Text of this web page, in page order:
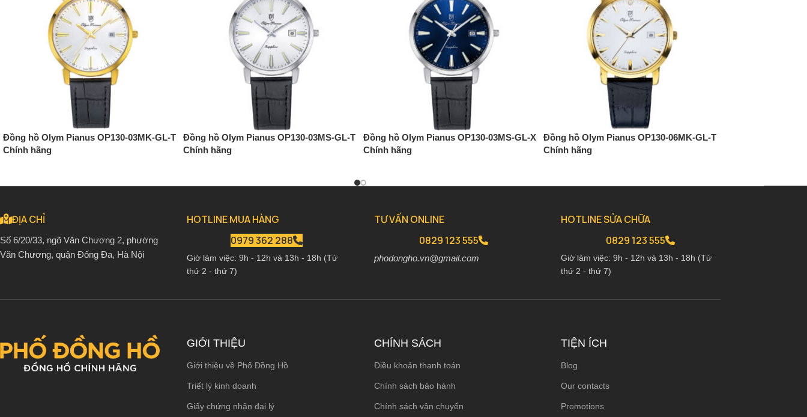
Đồng hồ Olym Pianus OP130-03MK-GL-T
Chính hãng
Đồng hồ Olym Pianus OP130-03MS-GL-T
Chính hãng
Đồng hồ Olym Pianus OP130-03MS-GL-X
Chính hãng
Đồng hồ Olym Pianus OP130-06MK-GL-T
Chính hãng
ĐỊA CHỈ
Số 6/20/33, ngõ Văn Chương 2, phường
Văn Chương, quận Đống Đa, Hà Nội
HOTLINE MUA HÀNG
0979 362 288
Giờ làm việc: 9h - 12h và 13h - 18h (Từ
thứ 2 - thứ 7)
TƯ VẤN ONLINE
0829 123 555
phodongho.vn@gmail.com
HOTLINE SỬA CHỮA
0829 123 555
Giờ làm việc: 9h - 12h và 13h - 18h (Từ
thứ 2 - thứ 7)
GIỚI THIỆU
Giới thiệu về Phố Đồng Hồ
Triết lý kinh doanh
Giấy chứng nhận đại lý
CHÍNH SÁCH
Điều khoản thanh toán
Chính sách bảo hành
Chính sách vận chuyển
TIỆN ÍCH
Blog
Our contacts
Promotions